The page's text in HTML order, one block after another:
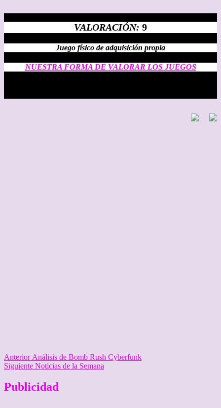
VALORACIÓN: 9
Juego físico de adquisición propia
NUESTRA FORMA DE VALORAR LOS JUEGOS
Navegación
de
entradas
Anterior Entrada
anterior:
Análisis de Bomb Rush Cyberfunk
Siguiente Entrada
Noticias de la Semana
Publicidad